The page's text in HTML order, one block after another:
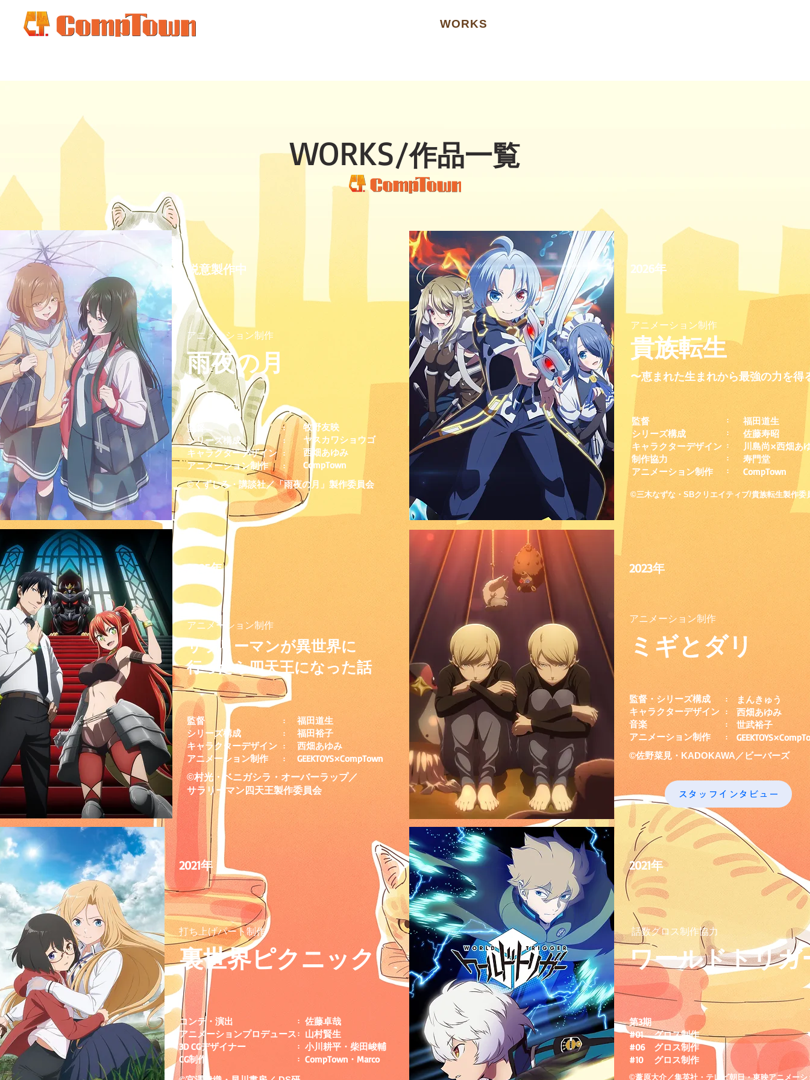
WORKS
WORKS/作品一覧
鋭意製作中
アニメーション制作
雨夜の月
監督
シリーズ構成
キャラクターデザイン
アニメーション制作
:
:
:
:
牧野友映
ヤスカワショウゴ
西畑あゆみ
​CompTown
©くずしろ・講談社／「雨夜の月」製作委員会
2026年
アニメーション制作
貴族転生
〜恵まれた生まれから最強の力を得
監督
シリーズ構成
キャラクターデザイン
​制作協力
アニメーション制作
:
:
​:
:
:
福田道生
佐藤寿昭
川島尚×西畑あ
寿門堂​
CompTown
©三木なずな・SBクリエイティブ/貴族転生製作委
2025年
アニメーション制作
サラリーマンが異世界に
行ったら四天王になった話
監督
シリーズ構成
キャラクターデザイン
アニメーション制作
:
:
:
:
福田道生
福田裕子
西畑あゆみ
GEEKTOYS×CompTown
©村光・ベニガシラ・オーバーラップ／
サラリーマン四天王製作委員会
2023年
アニメーション制作
ミギとダリ
監督・シリーズ構成
キャラクターデザイン
​音楽
アニメーション制作
:
:
:
:
まんきゅう
西畑あゆみ
世武裕子​
©佐野菜見・KADOKAWA／ビーバーズ
スタッフインタビュー
2021年
打ち上げパート制作
裏世界ピクニック
コンテ・演出
アニメーションプロデュース
3D CGデザイナー
​CG制作
:
:
:
:
佐藤卓哉
山村賢生
小川耕平・柴田峻輔
​CompTown・Marco
2021年
話数グロス制作協力
ワールドトリガ
第3期
#01 グロス制作
#06 グロス制作
#10 グロス制作
©葦原大介／集英社・テレビ朝日・東映アニメーシ